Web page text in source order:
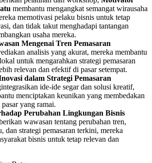
membantu mengangkat semangat wirausaha
memotivasi pelaku bisnis untuk tetap
dan tidak takut menghadapi tantangan
usaha mereka.
Mengenai Tren Pemasaran
analisis yang akurat, mereka membantu
untuk mengarahkan strategi pemasaran
relevan dan efektif di pasar setempat.
dalam Strategi Pemasaran
ide-ide segar dan solusi kreatif,
menciptakan keunikan yang membedakan
yang ramai.
Perubahan Lingkungan Bisnis
wawasan tentang perubahan tren,
dan strategi pemasaran terkini, mereka
bisnis untuk tetap relevan dan